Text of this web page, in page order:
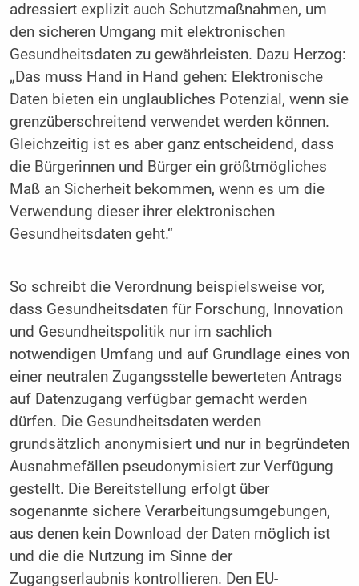
adressiert explizit auch Schutzmaßnahmen, um
den sicheren Umgang mit elektronischen
Gesundheitsdaten zu gewährleisten. Dazu Herzog:
„Das muss Hand in Hand gehen: Elektronische
Daten bieten ein unglaubliches Potenzial, wenn sie
grenzüberschreitend verwendet werden können.
Gleichzeitig ist es aber ganz entscheidend, dass
die Bürgerinnen und Bürger ein größtmögliches
Maß an Sicherheit bekommen, wenn es um die
Verwendung dieser ihrer elektronischen
Gesundheitsdaten geht.“
So schreibt die Verordnung beispielsweise vor,
dass Gesundheitsdaten für Forschung, Innovation
und Gesundheitspolitik nur im sachlich
notwendigen Umfang und auf Grundlage eines von
einer neutralen Zugangsstelle bewerteten Antrags
auf Datenzugang verfügbar gemacht werden
dürfen. Die Gesundheitsdaten werden
grundsätzlich anonymisiert und nur in begründeten
Ausnahmefällen pseudonymisiert zur Verfügung
gestellt. Die Bereitstellung erfolgt über
sogenannte sichere Verarbeitungsumgebungen,
aus denen kein Download der Daten möglich ist
und die die Nutzung im Sinne der
Zugangserlaubnis kontrollieren. Den EU-